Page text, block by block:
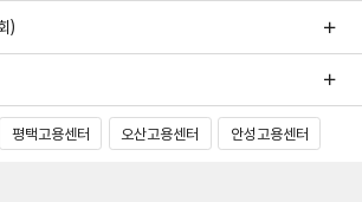
)
평택고용센터 오산고용센터 안성고용센터